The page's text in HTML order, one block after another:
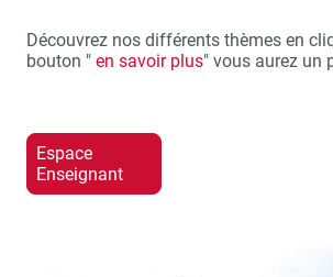
Découvrez nos différents thèmes en
bouton " en savoir plus" vous aurez un
Espace
Enseignant